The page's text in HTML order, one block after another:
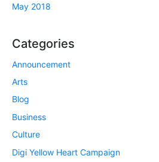
May 2018
Categories
Announcement
Arts
Blog
Business
Culture
Digi Yellow Heart Campaign